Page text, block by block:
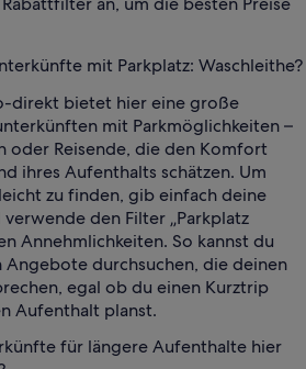
mit Parkplatz: Waschleithe?
direkt bietet hier eine große
mit Parkmöglichkeiten –
oder Reisende, die den Komfort
ihres Aufenthalts schätzen. Um
zu finden, gib einfach deine
den Filter „Parkplatz
Annehmlichkeiten. So kannst du
Angebote durchsuchen, die deinen
egal ob du einen Kurztrip
Aufenthalt planst.
für längere Aufenthalte hier